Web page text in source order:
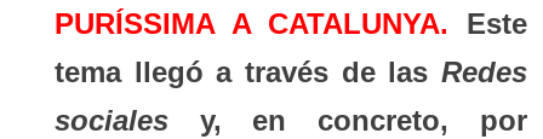
PURÍSSIMA A CATALUNYA. Este
tema llegó a través de lasRedes
socialesy, en concreto, por